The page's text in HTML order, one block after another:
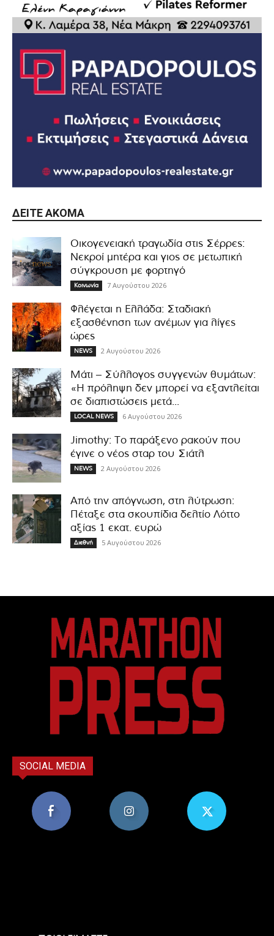
ΔΕΊΤΕ ΑΚΌΜΑ
Οικογενειακή τραγωδία στις Σέρρες:
Νεκροί μητέρα και γιος σε μετωπική
σύγκρουση με φορτηγό
Κοινωνία 7 Αυγούστου 2026
Φλέγεται η Ελλάδα: Σταδιακή
εξασθένηση των ανέμων για λίγες
ώρες
NEWS 2 Αυγούστου 2026
Μάτι – Σύλλογος συγγενών θυμάτων:
«Η πρόληψη δεν μπορεί να εξαντλείται
σε διαπιστώσεις μετά...
LOCAL NEWS 6 Αυγούστου 2026
Jimothy: Το παράξενο ρακούν που
έγινε ο νέος σταρ του Σιάτλ
NEWS 2 Αυγούστου 2026
Από την απόγνωση, στη λύτρωση:
Πέταξε στα σκουπίδια δελτίο Λόττο
αξίας 1 εκατ. ευρώ
Διεθνή 5 Αυγούστου 2026
SOCIAL MEDIA